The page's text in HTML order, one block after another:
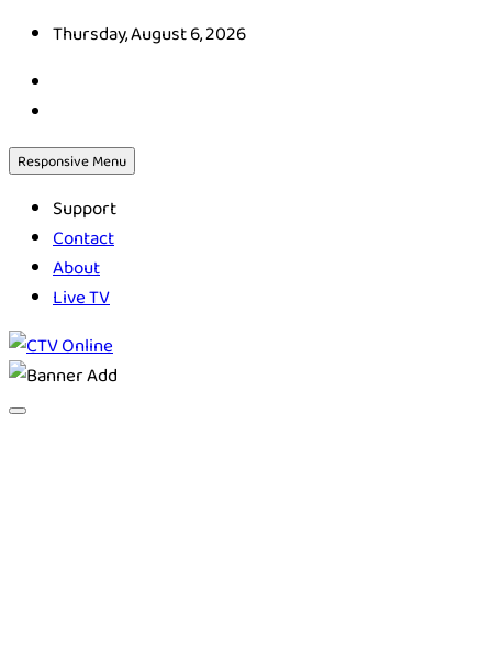
Skip
content
Thursday, August 6, 2026
Responsive Menu
Support
Contact
About
Live TV
CTV Online